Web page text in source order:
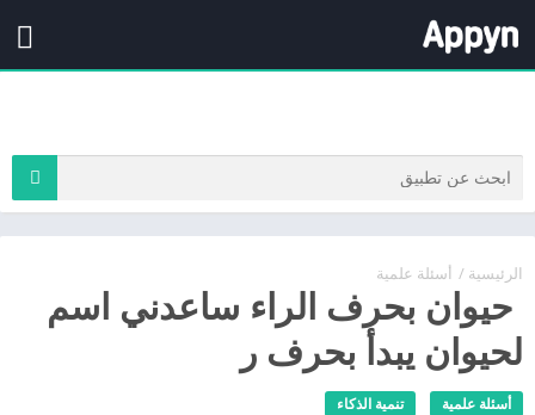
الرئيسية / أسئلة علمية
حيوان بحرف الراء ساعدني اسم
لحيوان يبدأ بحرف ر
أسئلة علمية تنمية الذكاء